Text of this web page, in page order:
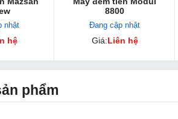
nhật
hệ
8800
Đang cập nhật
Giá:Liên hệ
phẩm